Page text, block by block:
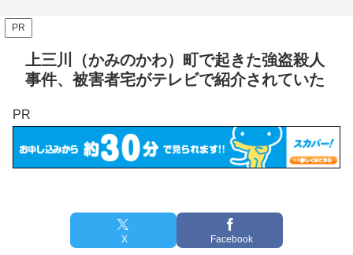
PR
上三川（かみのかわ）町で起きた強盗殺人
事件、被害者宅がテレビで紹介されていた
PR
X Facebook